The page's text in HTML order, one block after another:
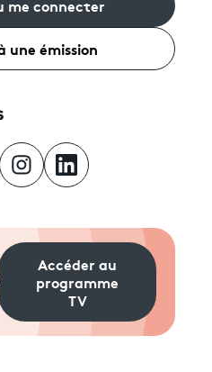
me connecter
une émission
Accéder au
programme
TV